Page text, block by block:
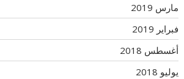
مارس 2019
فبراير 2019
أغسطس 2018
يوليو 2018